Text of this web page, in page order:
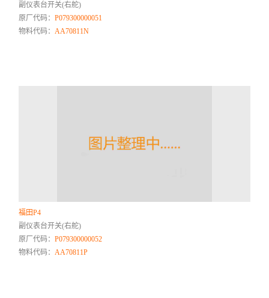
副仪表台开关(右舵)
原厂代码：P079300000051
物料代码：AA70811N
福田P4
副仪表台开关(右舵)
原厂代码：P079300000052
物料代码：AA70811P